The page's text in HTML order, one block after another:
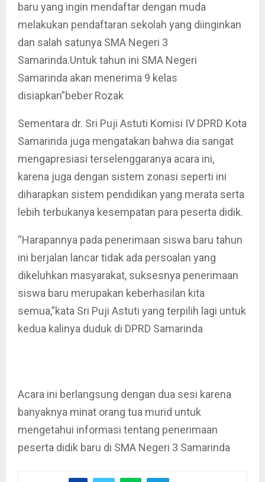
baru yang ingin mendaftar dengan muda
melakukan pendaftaran sekolah yang diinginkan
dan salah satunya SMA Negeri 3
Samarinda.Untuk tahun ini SMA Negeri
Samarinda akan menerima 9 kelas
disiapkan”beber Rozak
Sementara dr. Sri Puji Astuti Komisi IV DPRD Kota
Samarinda juga mengatakan bahwa dia sangat
mengapresiasi terselenggaranya acara ini,
karena juga dengan sistem zonasi seperti ini
diharapkan sistem pendidikan yang merata serta
lebih terbukanya kesempatan para peserta didik.
“Harapannya pada penerimaan siswa baru tahun
ini berjalan lancar tidak ada persoalan yang
dikeluhkan masyarakat, suksesnya penerimaan
siswa baru merupakan keberhasilan kita
semua,”kata Sri Puji Astuti yang terpilih lagi untuk
kedua kalinya duduk di DPRD Samarinda
Acara ini berlangsung dengan dua sesi karena
banyaknya minat orang tua murid untuk
mengetahui informasi tentang penerimaan
peserta didik baru di SMA Negeri 3 Samarinda